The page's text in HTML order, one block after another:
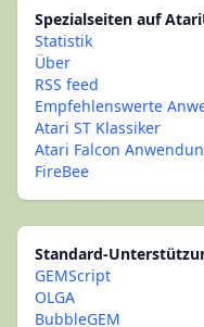
Spezialseiten auf
Statistik
Über
RSS feed
Empfehlenswerte
Atari ST Klassiker
Atari Falcon
FireBee
Standard-
GEMScript
OLGA
BubbleGEM